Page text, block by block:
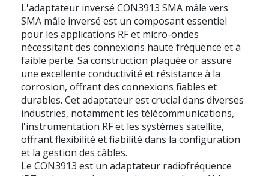
L'adaptateur inversé CON3913 SMA mâle vers
SMA mâle inversé est un composant essentiel
pour les applications RF et micro-ondes
nécessitant des connexions haute fréquence et à
faible perte. Sa construction plaquée or assure
une excellente conductivité et résistance à la
corrosion, offrant des connexions fiables et
durables. Cet adaptateur est crucial dans diverses
industries, notamment les télécommunications,
l'instrumentation RF et les systèmes satellite,
offrant flexibilité et fiabilité dans la configuration
et la gestion des câbles.
Le CON3913 est un adaptateur radiofréquence